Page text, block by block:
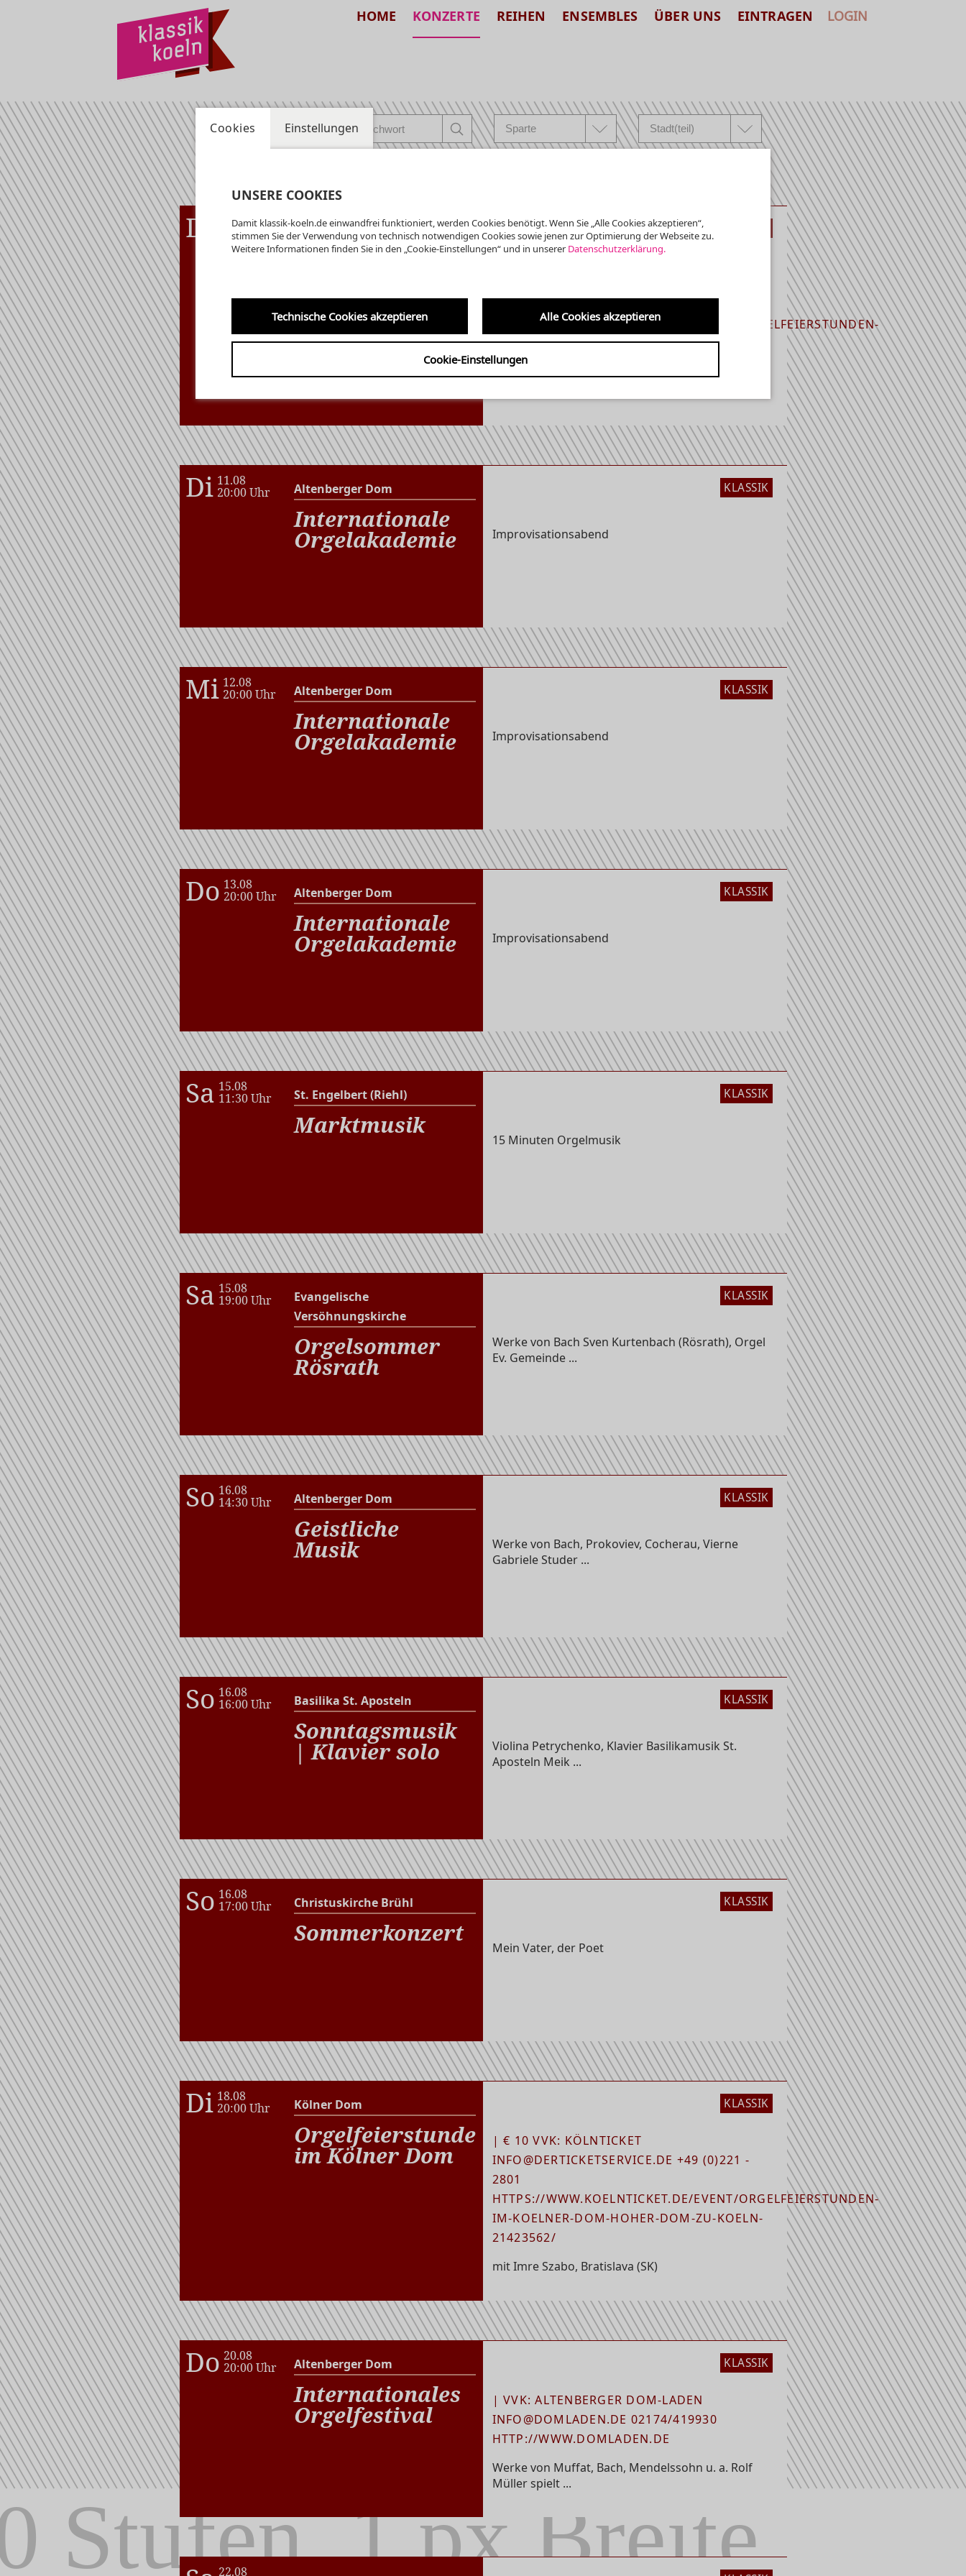
HOME KONZERTE REIHEN ENSEMBLES ÜBER UNS EINTRAGEN LOGIN
Di 11.08
20:00 Uhr Kölner Dom
Orgelfeierstunde
Kölner Dom
HTTPS://WWW.KOELNTICKET.DE/EVENT/ORGELFEIERSTUNDEN-
IM-KOELNER-DOM-HOHER-DOM-ZU-KOELN-
21423560/
Di 11.08
20:00 Uhr Altenberger Dom
Internationale
Orgelakademie
KLASSIK
Improvisationsabend
Mi 12.08
20:00 Uhr Altenberger Dom
Internationale
Orgelakademie
KLASSIK
Improvisationsabend
Do 13.08
20:00 Uhr Altenberger Dom
Internationale
Orgelakademie
KLASSIK
Improvisationsabend
Sa 15.08
11:30 Uhr St. Engelbert (Riehl)
Marktmusik
KLASSIK
15 Minuten Orgelmusik
Sa 15.08
19:00 Uhr
Evangelische
Versöhnungskirche
Orgelsommer
Rösrath
KLASSIK
Werke von Bach Sven Kurtenbach (Rösrath), Orgel
Ev. Gemeinde ...
So 16.08
14:30 Uhr Altenberger Dom
Geistliche
Musik
KLASSIK
Werke von Bach, Prokoviev, Cocherau, Vierne
Gabriele Studer ...
So 16.08
16:00 Uhr Basilika St. Aposteln
Sonntagsmusik
| Klavier solo
KLASSIK
Violina Petrychenko, Klavier Basilikamusik St.
Aposteln Meik ...
So 16.08
17:00 Uhr Christuskirche Brühl
Sommerkonzert
KLASSIK
Mein Vater, der Poet
Di 18.08
20:00 Uhr Kölner Dom
Orgelfeierstunde
im Kölner Dom
KLASSIK
| € 10 VVK: KÖLNTICKET
INFO@DERTICKETSERVICE.DE +49 (0)221 -
2801
HTTPS://WWW.KOELNTICKET.DE/EVENT/ORGELFEIERSTUNDEN-
IM-KOELNER-DOM-HOHER-DOM-ZU-KOELN-
21423562/
mit Imre Szabo, Bratislava (SK)
Do 20.08
20:00 Uhr Altenberger Dom
Internationales
Orgelfestival
KLASSIK
| VVK: ALTENBERGER DOM-LADEN
INFO@DOMLADEN.DE 02174/419930
HTTP://WWW.DOMLADEN.DE
Werke von Muffat, Bach, Mendelssohn u. a. Rolf
Müller spielt ...
22.08
Cookies Einstellungen
UNSERE COOKIES
Damit klassik-koeln.de einwandfrei funktioniert, werden Cookies benötigt. Wenn Sie „Alle Cookies akzeptieren“,
stimmen Sie der Verwendung von technisch notwendigen Cookies sowie jenen zur Optimierung der Webseite zu.
Weitere Informationen finden Sie in den „Cookie-Einstellungen“ und in unserer Datenschutzerklärung.
Technische Cookies akzeptieren Alle Cookies akzeptieren
Cookie-Einstellungen